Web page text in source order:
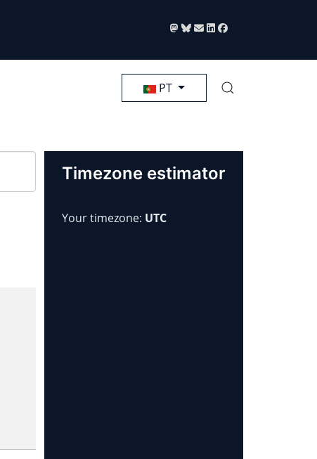
Selecione seu Idioma
PT
Timezone estimator
Your timezone: UTC